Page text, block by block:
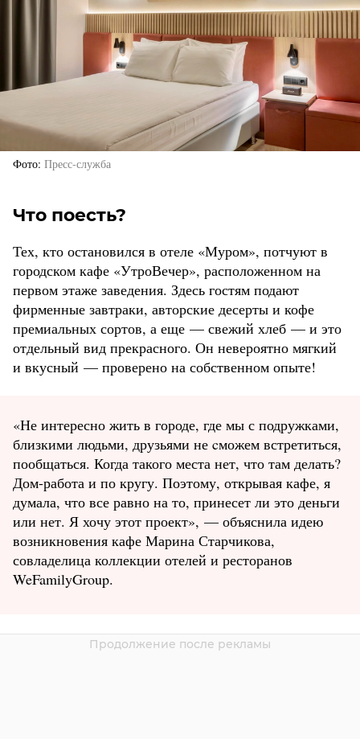
Фото Пресс-служба
Что поесть?
Тех, кто остановился в отеле «Муром», потчуют в
городском кафе «УтроВечер», расположенном на
первом этаже заведения. Здесь гостям подают
фирменные завтраки, авторские десерты и кофе
премиальных сортов, а еще — свежий хлеб — и это
отдельный вид прекрасного. Он невероятно мягкий
и вкусный — проверено на собственном опыте!
«Не интересно жить в городе, где мы с подружками,
близкими людьми, друзьями не cможем встретиться,
пообщаться. Когда такого места нет, что там делать?
Дом-работа и по кругу. Поэтому, открывая кафе, я
думала, что все равно на то, принесет ли это деньги
или нет. Я хочу этот проект», — объяснила идею
возникновения кафе Марина Старчикова,
совладелица коллекции отелей и ресторанов
WeFamilyGroup.